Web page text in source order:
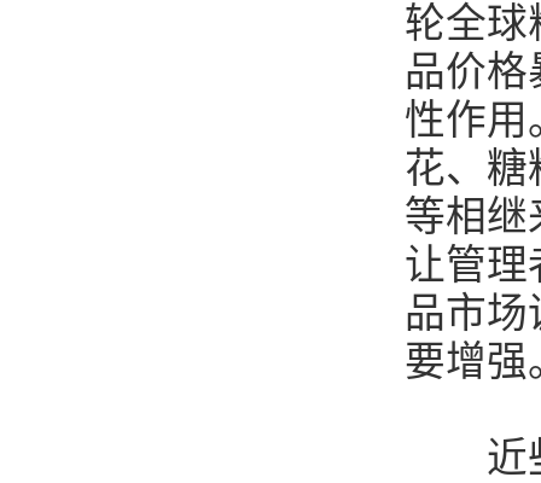
轮全球
品价格
性作用
花、糖
等相继
让管理
品市场
要增强
近些